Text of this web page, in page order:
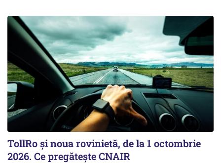
TollRo şi noua rovinietă, de la 1 octombrie
2026. Ce pregăteşte CNAIR